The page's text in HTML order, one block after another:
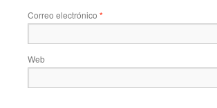
Correo electrónico *
Web